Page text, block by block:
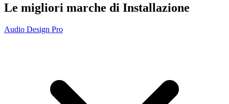
Le migliori marche di Installazione
Audio Design Pro